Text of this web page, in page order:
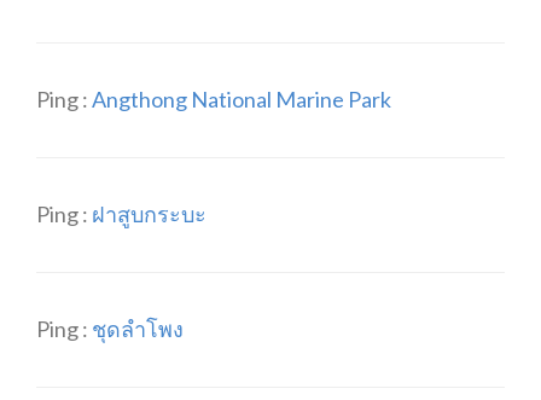
Ping :Angthong National Marine Park
Ping : ฝาสูบกระบะ
Ping : ชุดลำโพง